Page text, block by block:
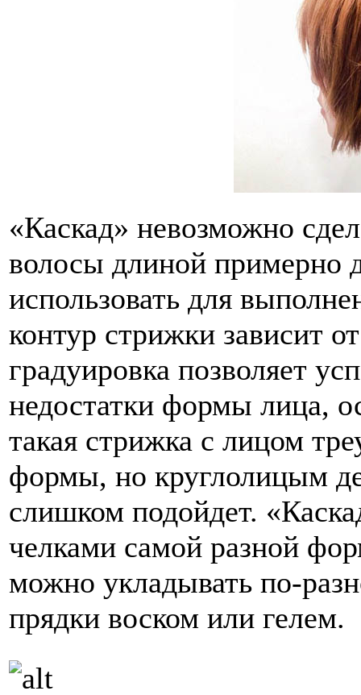
«Каскад» невозможно
волосы длиной примерно
использовать для
контур стрижки зависит
градуировка позволяет
недостатки формы лица,
такая стрижка с лицом
формы, но круглолицым
слишком подойдет.
челками самой разной
можно укладывать по-
прядки воском или гелем.